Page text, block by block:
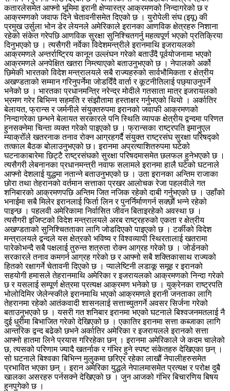
कतारलेसमेत आफ्नो भूमिमा इरानी क्षेप्यास्त्र आक्रमणको निन्दागरेको छ र
आक्रमणको जवाफ दिने चेतावनीसमेत दिएको छ । युरोपेली संघ (इयू) की
प्रमुख उर्सुला भोन डेर लेयनले अमेरिकाले इरानका आणविक क्षेत्रहरु निशाना
रहेको संकेत गरेपछि आणविक सुरक्षा सुनिश्चितगर्नु महत्वपूर्ण भएको प्रतिक्रिया
दिनुभएको छ । त्यसैगरी नर्वेका विदेशमन्त्रीले इरानमाथि इजरायलको
आक्रमणले अन्तर्राष्ट्रिय कानून उल्लंघन गरेको बताउँदै पूर्वयोजनामा भएको
आक्रमणले अनपेक्षित खतरा निम्त्याएको बताउनुभएको छ । नेपालको अर्को
छिमेकी भारतको विदेश मन्त्रालयले सबै राज्यहरुको सार्वभौमिकता र क्षेत्रीय
अखण्डताको सम्मान गरिनुपर्नेमा जोडदिँदै वार्ता र कूटनीतिलाई पछ्याउनुपर्ने
भनेको छ । भारतका प्रधानमन्त्रि नरेन्द्र मोदीले गतसाता मात्र इजरायलको
भ्रमण गरेर बिभिन्न सहमति र संझौतामा हस्ताक्षर गर्नुभएको थियो । अर्कातिर
बेलायत, फ्रान्स र जर्मनीले संयुक्तरुपमा इरानको जवाफी आक्रमणको
निन्दागरेका छन्भने बेलायत सरकारले पनि स्थिति व्यापक क्षेत्रीय द्वन्दमा परिणत
हुनसक्नेमा चिन्ता व्यक्त गरेको पाइएको छ । फ्रान्सका राष्ट्रपति इमानुएल
म्याक्रोँले खतरनाक तनाव रोक्न आग्रहगर्दै संयुक्त राष्ट्रसंघ सुरक्षा परिषद्को
तत्काल बैठक बोलाउनुभएको छ। इरानमा अप्रत्याशितरुपमा घटेको
घटनाकाबारेमा छिट्टै राष्ट्रसंघको सुरक्षा परिषदमासमेत छलफल हुनेभएको छ ।
त्यसैगरी लेबनानका प्रधानमन्त्री नवाफ सलामले इरानमा हालै घटेको घटनाले
आफ्नो देशलाई युद्धमा नतान्ने बताउनुभएको छ । उता इरानका अन्तिम राजाका
छोरा तथा तेहरानको वर्तमान सत्ताका प्रखर आलोचक रेजा पहलवीले गत
शनिबारको आक्रमणपछि अन्तिम जित नजिक रहेको दाबी गर्नुभएको छ । उहाँको
भनाईमा सबै मिलेर इरानलाई फिर्ता लिन र पुनर्निर्माणगर्न सक्छौं भन्ने रहेको
पाइन्छ । पहलवी अमेरिकामा निर्वासित जीवन बिताइरहेको अवस्था छ ।
त्यसैगरी इजिप्टको विदेश मन्त्रालयले अरब राष्ट्रहरुको एकता र क्षेत्रीय
अखण्डताको सुनिश्चितताका लागि जोडदिएको पाइएको छ । टर्कीको विदेश
मन्त्रालयले द्वन्दले यस क्षेत्रको भविष्य र विश्वव्यापी स्थिरतालाई खतरामा
पारेकोभन्दै सबै पक्षलाई तुरुन्त शत्रुता रोक्न आग्रह गरेको छ । जोर्डनको
सरकारले तनाव कमगर्न आग्रह गरेको छ र आफ्नो सबै शक्तिकासाथ राज्यको
हितको रक्षागर्ने चेतावनी दिएको छ । प्यालेष्टिनी लडाकू समूह र इरानको
सहयोगी हमासले तेहरानमाथि अमेरिका र इजरायलको आक्रमणको निन्दा गरेको
छ र यसलाई सम्पूर्ण क्षेत्रमा प्रत्यक्ष आक्रमण भनेको छ । युक्रेनका राष्ट्रपति
भोलोदिमिर जेलेन्स्कीले इरानमाथि भएको आक्रमणले इरानी जनताका लागि
तेहरानमा रहेको आतंकवादी शासनलाई सत्ताच्युतगर्ने अवसर सिर्जना गरेको
बताउनुभएको छ । यसरी गत शनिबार इरानमा भएको घटनाले बिश्वजनमतलाई नै
दुई धुरीमा बिभाजित गरेको देखिएको छ । एकातिर इरानमा सत्ता कब्जाका लागि
आन्तरिक द्वन्द बढेको छभने अर्कातिर अमेरिका र इजरायलले इरानको सत्ता
आफ्नो हातमा लिने प्रयास गरिरहेका छन् । इरानमा अमेरिकाले जे कदम चालेको
छ, त्यसको परिणाम ज्यादै खतर्नाक र गंभिर हुने स्पष्ट संकेतहरु देखिएका छन् ।
सो घटनाले बिश्वका बिभिन्न मुलुकमा छरिएर रहेका लाखौं नेपालीहरुसमेत
प्रभावित भएका छन् । इरान अमेरिका युद्धले नेपालमासमेत प्रत्यक्ष र परोक्ष दुबै
खालका असरहरु पर्नसक्ने देखिएको छ । जुन आजको गंभिर बिचारणिय बिषय
हुनपुगेको छ ।